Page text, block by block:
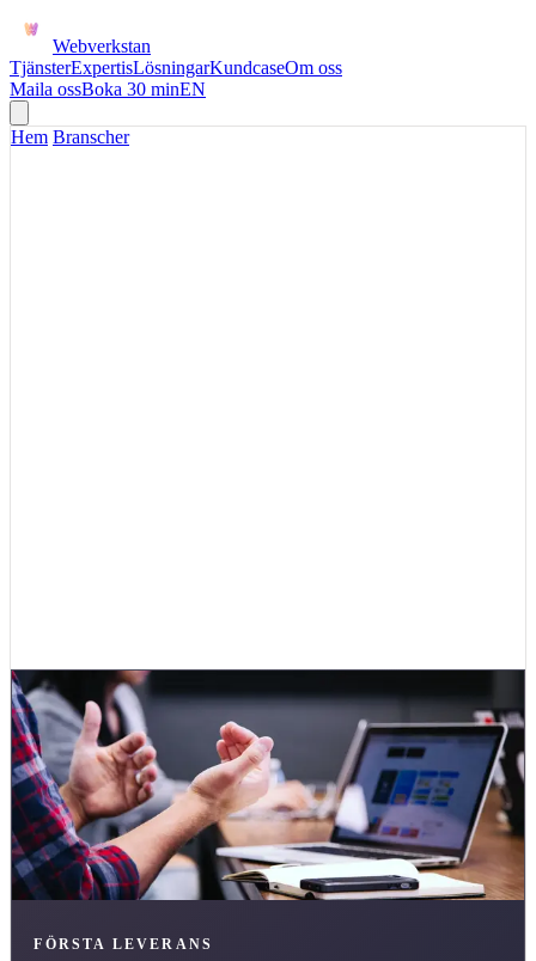
Webverkstan
TjänsterExpertisLösningarKundcaseOm oss
Maila ossBoka 30 minEN
Hem Branscher
FÖRSTA LEVERANS